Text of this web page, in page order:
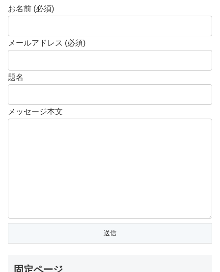
お名前 (必須)
メールアドレス (必須)
題名
メッセージ本文
固定ページ